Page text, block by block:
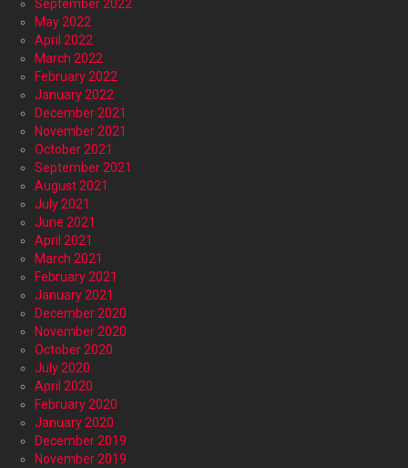
September 2022
May 2022
April 2022
March 2022
February 2022
January 2022
December 2021
November 2021
October 2021
September 2021
August 2021
July 2021
June 2021
April 2021
March 2021
February 2021
January 2021
December 2020
November 2020
October 2020
July 2020
April 2020
February 2020
January 2020
December 2019
November 2019